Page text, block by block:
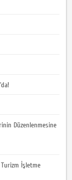
Düzenlenmesine
Turizm İşletme